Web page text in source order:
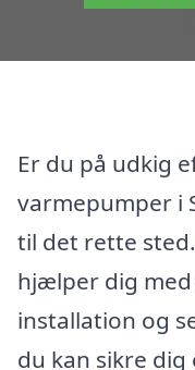
Er du på udkig
varmepumper i
til det rette
hjælper dig
installation og
du kan sikre